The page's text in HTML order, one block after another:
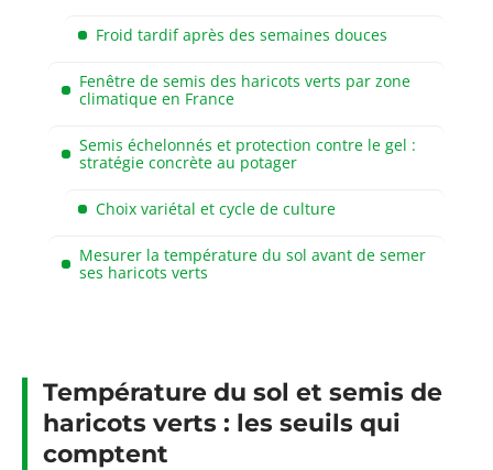
Froid tardif après des semaines douces
Fenêtre de semis des haricots verts par zone
climatique en France
Semis échelonnés et protection contre le gel :
stratégie concrète au potager
Choix variétal et cycle de culture
Mesurer la température du sol avant de semer
ses haricots verts
Température du sol et semis de
haricots verts : les seuils qui
comptent